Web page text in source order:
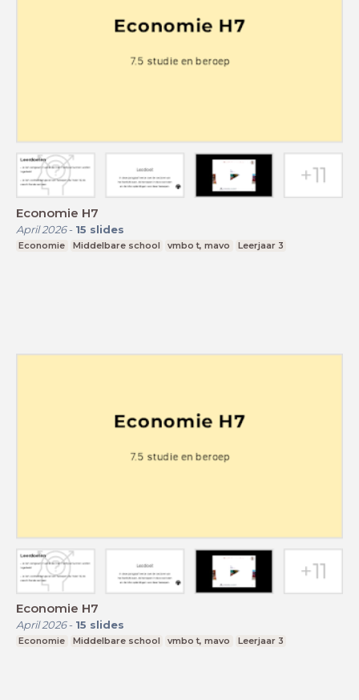
Economie H7
April 2026- 15 slides
Economie Middelbare school vmbo t, mavo Leerjaar 3
Economie H7
April 2026- 15 slides
Economie Middelbare school vmbo t, mavo Leerjaar 3